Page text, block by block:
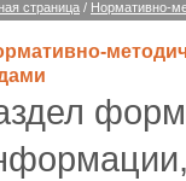
страница / Нормативно-